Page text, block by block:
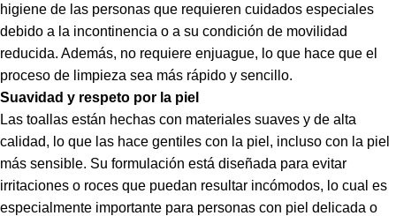
higiene de las personas que requieren cuidados especiales
debido a la incontinencia o a su condición de movilidad
reducida. Además, no requiere enjuague, lo que hace que el
proceso de limpieza sea más rápido y sencillo.
Suavidad y respeto por la piel
Las toallas están hechas con materiales suaves y de alta
calidad, lo que las hace gentiles con la piel, incluso con la piel
más sensible. Su formulación está diseñada para evitar
irritaciones o roces que puedan resultar incómodos, lo cual es
especialmente importante para personas con piel delicada o